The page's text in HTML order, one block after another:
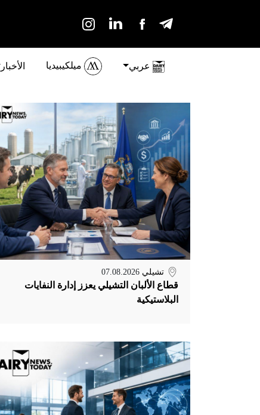
عربي ميلكيبيديا الأخبار
تشيلي 07.08.2026
قطاع الألبان التشيلي يعزز إدارة النفايات
البلاستيكية